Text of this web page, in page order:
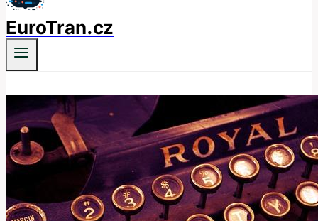
EuroTran.cz